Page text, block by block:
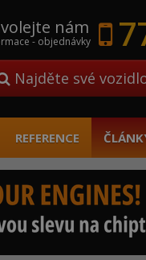
nám
- objednávky
Najděte své
REFERENCE